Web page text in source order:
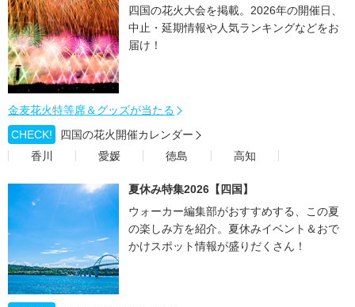
四国の花火大会を掲載。2026年の開催日、
中止・延期情報や人気ランキングなどをお
届け！
金麦花火特等席＆グッズが当たる
CHECK!
四国の花火開催カレンダー
香川
愛媛 徳島 高知
夏休み特集2026【四国】
ウォーカー編集部がおすすめする、この夏
の楽しみ方を紹介。夏休みイベント＆おで
かけスポット情報が盛りだくさん！